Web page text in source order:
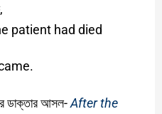
the patient had died
পর ডাক্তার আসল-After the